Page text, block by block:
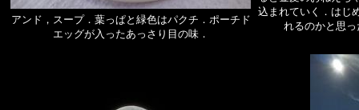
アンド，スープ．葉っぱと緑色はパクチ．ポーチド
エッグが入ったあっさり目の味．
込まれていく．はじ
れるのかと思